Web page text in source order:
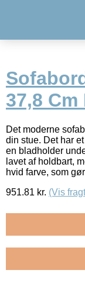
37,8 Cm
Det moderne
din stue. Det har
en bladholder
lavet af holdbart,
hvid farve, som
951.81 kr. (Vis